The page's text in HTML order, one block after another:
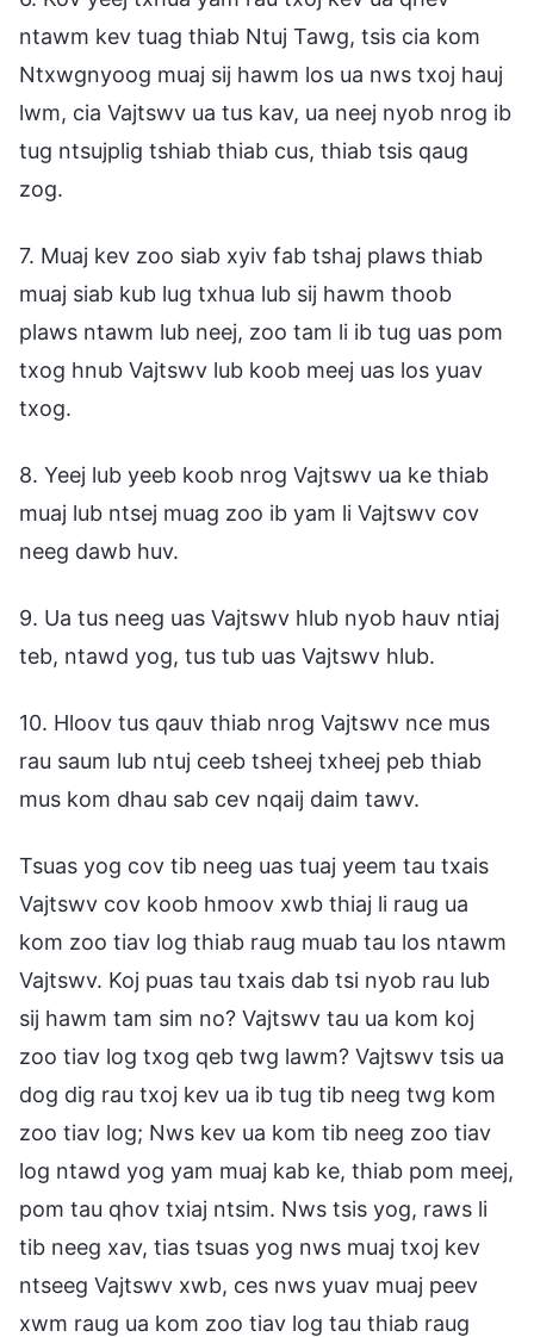
ntawm kev tuag thiab Ntuj Tawg, tsis cia kom
Ntxwgnyoog muaj sij hawm los ua nws txoj hauj
lwm, cia Vajtswv ua tus kav, ua neej nyob nrog ib
tug ntsujplig tshiab thiab cus, thiab tsis qaug
zog.
7. Muaj kev zoo siab xyiv fab tshaj plaws thiab
muaj siab kub lug txhua lub sij hawm thoob
plaws ntawm lub neej, zoo tam li ib tug uas pom
txog hnub Vajtswv lub koob meej uas los yuav
txog.
8. Yeej lub yeeb koob nrog Vajtswv ua ke thiab
muaj lub ntsej muag zoo ib yam li Vajtswv cov
neeg dawb huv.
9. Ua tus neeg uas Vajtswv hlub nyob hauv ntiaj
teb, ntawd yog, tus tub uas Vajtswv hlub.
10. Hloov tus qauv thiab nrog Vajtswv nce mus
rau saum lub ntuj ceeb tsheej txheej peb thiab
mus kom dhau sab cev nqaij daim tawv.
Tsuas yog cov tib neeg uas tuaj yeem tau txais
Vajtswv cov koob hmoov xwb thiaj li raug ua
kom zoo tiav log thiab raug muab tau los ntawm
Vajtswv. Koj puas tau txais dab tsi nyob rau lub
sij hawm tam sim no? Vajtswv tau ua kom koj
zoo tiav log txog qeb twg lawm? Vajtswv tsis ua
dog dig rau txoj kev ua ib tug tib neeg twg kom
zoo tiav log; Nws kev ua kom tib neeg zoo tiav
log ntawd yog yam muaj kab ke, thiab pom meej,
pom tau qhov txiaj ntsim. Nws tsis yog, raws li
tib neeg xav, tias tsuas yog nws muaj txoj kev
ntseeg Vajtswv xwb, ces nws yuav muaj peev
xwm raug ua kom zoo tiav log tau thiab raug